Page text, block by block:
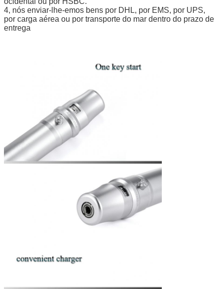
4, nós enviar-lhe-emos bens por DHL, por EMS, por UPS,
por carga aérea ou por transporte do mar dentro do prazo de
entrega